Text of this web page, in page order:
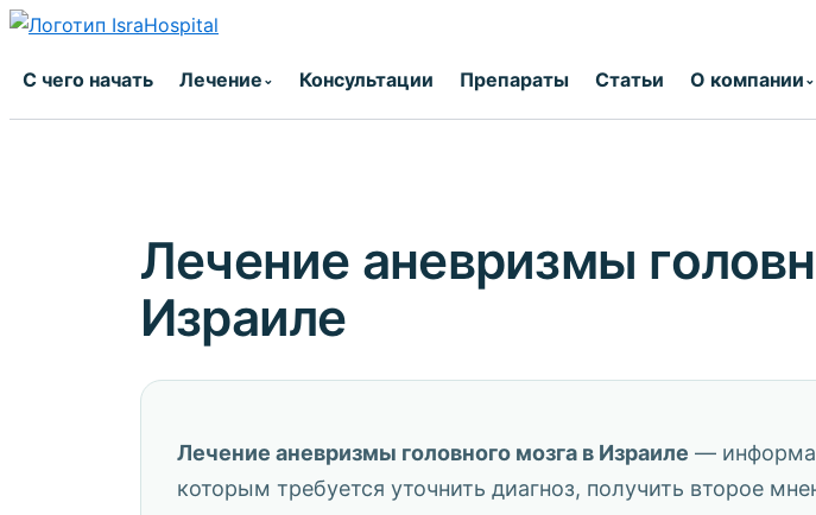
Перейти
содержимому
С чего начать Лечение ⌄ Консультации Препараты Статьи О компании ⌄
Лечение аневризмы
Израиле
Лечение аневризмы головного мозга в Израиле —
которым требуется уточнить диагноз, получить второе